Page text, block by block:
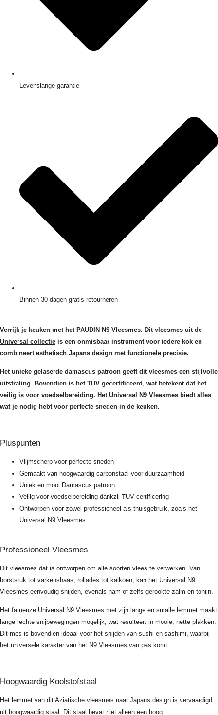
Levenslange garantie
Binnen 30 dagen gratis retourneren
Verrijk je keuken met het PAUDIN N9 Vleesmes. Dit vleesmes uit de
Universal collectie is een onmisbaar instrument voor iedere kok en
combineert esthetisch Japans design met functionele precisie.
Het unieke gelaserde damascus patroon geeft dit vleesmes een stijlvolle
uitstraling. Bovendien is het TUV gecertificeerd, wat betekent dat het
veilig is voor voedselbereiding. Het Universal N9 Vleesmes biedt alles
wat je nodig hebt voor perfecte sneden in de keuken.
Pluspunten
Vlijmscherp voor perfecte sneden
Gemaakt van hoogwaardig carbonstaal voor duurzaamheid
Uniek en mooi Damascus patroon
Veilig voor voedselbereiding dankzij TUV certificering
Ontworpen voor zowel professioneel als thuisgebruik, zoals het
Universal N9 Vleesmes
Professioneel Vleesmes
Dit vleesmes dat is ontworpen om alle soorten vlees te verwerken. Van
borststuk tot varkenshaas, rollades tot kalkoen, kan het Universal N9
Vleesmes eenvoudig snijden, evenals ham of zelfs gerookte zalm en tonijn.
Het fameuze Universal N9 Vleesmes met zijn lange en smalle lemmet maakt
lange rechte snijbewegingen mogelijk, wat resulteert in mooie, nette plakken.
Dit mes is bovendien ideaal voor het snijden van sushi en sashimi, waarbij
het universele karakter van het N9 Vleesmes van pas komt.
Hoogwaardig Koolstofstaal
Het lemmet van dit Aziatische vleesmes naar Japans design is vervaardigd
uit hoogwaardig staal. Dit staal bevat niet alleen een hoog